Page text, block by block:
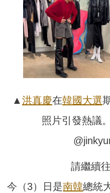
▲洪真慶在韓國大選
照片引發熱議
請繼續
今（3）日是南韓總統